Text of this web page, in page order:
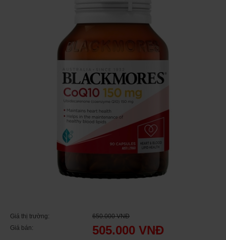
Giá thị trường:
650.000 VNĐ
Giá bán:
505.000 VNĐ